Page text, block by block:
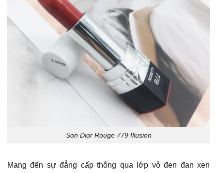
Son Dior Rouge 779 Illusion
Mang đến sự đẳng cấp thông qua lớp vỏ đen đan xen